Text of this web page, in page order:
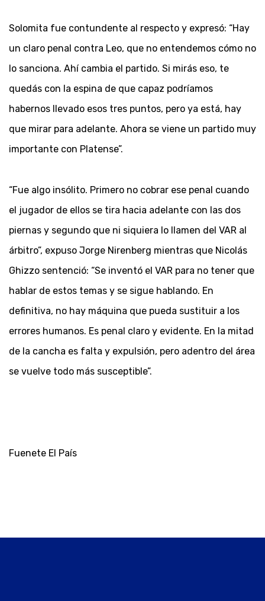
Solomita fue contundente al respecto y expresó: “Hay
un claro penal contra Leo, que no entendemos cómo no
lo sanciona. Ahí cambia el partido. Si mirás eso, te
quedás con la espina de que capaz podríamos
habernos llevado esos tres puntos, pero ya está, hay
que mirar para adelante. Ahora se viene un partido muy
importante con Platense”.
“Fue algo insólito. Primero no cobrar ese penal cuando
el jugador de ellos se tira hacia adelante con las dos
piernas y segundo que ni siquiera lo llamen del VAR al
árbitro”, expuso Jorge Nirenberg mientras que Nicolás
Ghizzo sentenció: “Se inventó el VAR para no tener que
hablar de estos temas y se sigue hablando. En
definitiva, no hay máquina que pueda sustituir a los
errores humanos. Es penal claro y evidente. En la mitad
de la cancha es falta y expulsión, pero adentro del área
se vuelve todo más susceptible”.
Fuenete El País